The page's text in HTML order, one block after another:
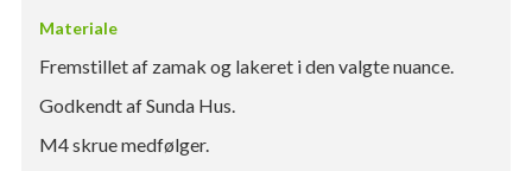
Materiale
Fremstillet af zamak og lakeret i den valgte nuance.
Godkendt af Sunda Hus.
M4 skrue medfølger.